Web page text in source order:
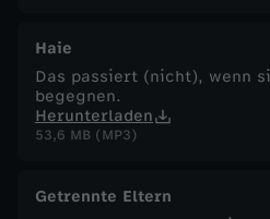
Haie
Das passiert (nicht), wenn
begegnen.
Herunterladen
53,6 MB (MP3)
Getrennte Eltern